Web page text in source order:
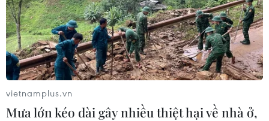
TIN LIÊN QUAN
vietnamplus.vn
Mưa lớn kéo dài gây nhiều thiệt hại về nhà ở,